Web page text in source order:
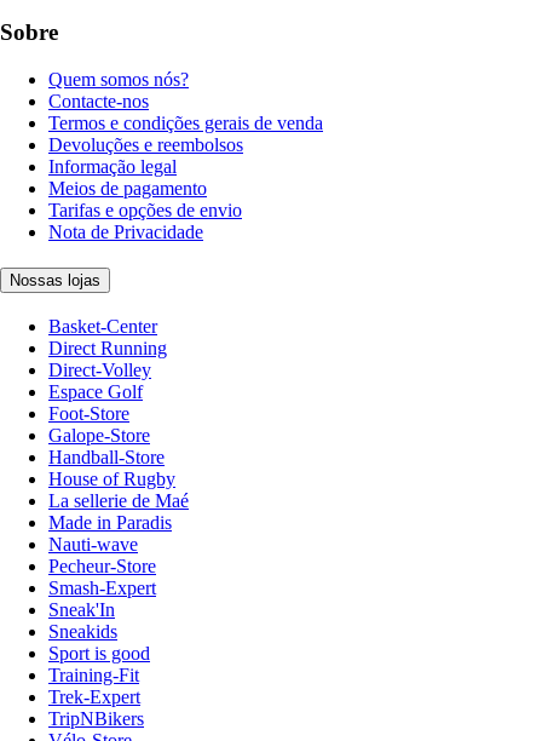
Sobre
Quem somos nós?
Contacte-nos
Termos e condições gerais de venda
Devoluções e reembolsos
Informação legal
Meios de pagamento
Tarifas e opções de envio
Nota de Privacidade
Nossas lojas
Basket-Center
Direct Running
Direct-Volley
Espace Golf
Foot-Store
Galope-Store
Handball-Store
House of Rugby
La sellerie de Maé
Made in Paradis
Nauti-wave
Pecheur-Store
Smash-Expert
Sneak'In
Sneakids
Sport is good
Training-Fit
Trek-Expert
TripNBikers